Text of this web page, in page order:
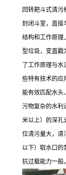
回转耙斗式清
封闭斗室，直接
结构和工作原理
型垃圾，变直戳
了工作原理与水
些特有技术的
能有效匹配水头
污物复杂的水利
米以上）的深孔
位清污量大，清
以下）取水口的
抗过载能力一般。